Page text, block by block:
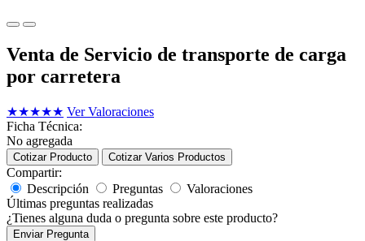
Venta de Servicio de transporte de carga
por carretera
★★★★★ Ver Valoraciones
Ficha Técnica:
No agregada
Cotizar Producto Cotizar Varios Productos
Compartir:
Descripción
Preguntas
Valoraciones
Últimas preguntas realizadas
¿Tienes alguna duda o pregunta sobre este producto?
Enviar Pregunta